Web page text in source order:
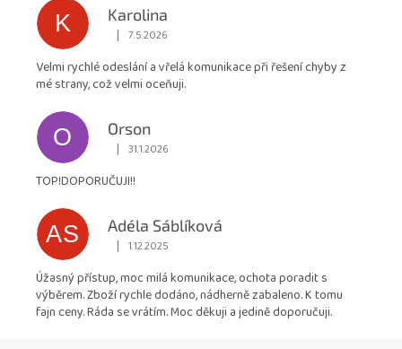
K
Karolina
Hodnocení obchodu je 5 z 5 hvězdiček.
| 7.5.2026
Velmi rychlé odeslání a vřelá komunikace při řešení chyby z
mé strany, což velmi oceňuji.
O
Orson
Hodnocení obchodu je 5 z 5 hvězdiček.
| 31.1.2026
TOP!DOPORUČUJI!!
AS
Adéla Sáblíková
Hodnocení obchodu je 5 z 5 hvězdiček.
| 1.12.2025
Úžasný přístup, moc milá komunikace, ochota poradit s
výběrem. Zboží rychle dodáno, nádherně zabaleno. K tomu
fajn ceny. Ráda se vrátím. Moc děkuji a jedině doporučuji.